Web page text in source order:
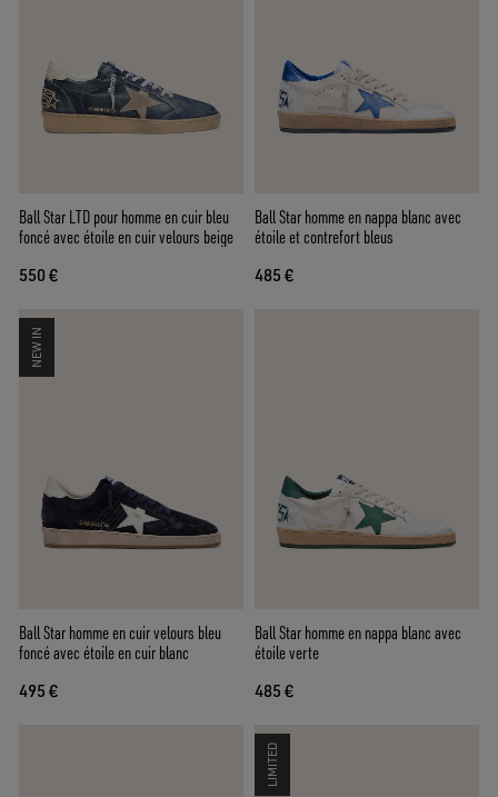
Ball Star LTD pour homme en cuir bleu
foncé avec étoile en cuir velours beige
550 €
Ball Star homme en nappa blanc avec
étoile et contrefort bleus
485 €
NEW IN
Ball Star homme en cuir velours bleu
foncé avec étoile en cuir blanc
495 €
Ball Star homme en nappa blanc avec
étoile verte
485 €
LIMITED